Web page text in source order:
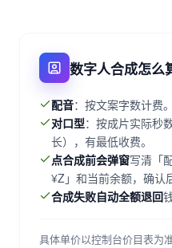
数字人合成怎么
配音：按文案字数计费。
对口型：按成片实际秒
长），有最低收费。
点合成前会弹窗写清「
¥Z」和当前余额，确认
合成失败自动全额退回
具体单价以控制台价目表为